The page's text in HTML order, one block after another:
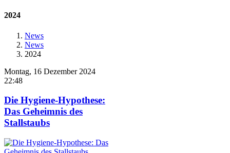
2024
News
News
2024
Montag, 16 Dezember 2024
22:48
Die Hygiene-Hypothese:
Das Geheimnis des
Stallstaubs